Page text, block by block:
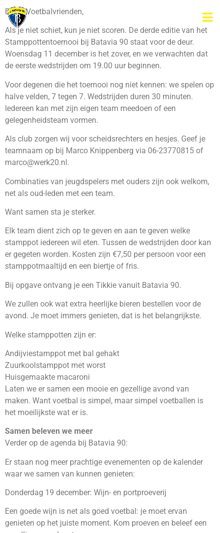
Beste Voetbalvrienden,
Als je niet schiet, kun je niet scoren. De derde editie van het
Stamppottentoernooi bij Batavia 90 staat voor de deur.
Woensdag 11 december is het zover, en we verwachten dat
de eerste wedstrijden om 19.00 uur beginnen.
Voor degenen die het toernooi nog niet kennen: we spelen op
halve velden, 7 tegen 7. Wedstrijden duren 30 minuten.
Iedereen kan met zijn eigen team meedoen of een
gelegenheidsteam vormen.
Als club zorgen wij voor scheidsrechters en hesjes. Geef je
teamnaam op bij Marco Knippenberg via 06-23770815 of
marco@werk20.nl.
Combinaties van jeugdspelers met ouders zijn ook welkom,
net als oud-leden met een team.
Want samen sta je sterker.
Elk team dient zich op te geven en aan te geven welke
stamppot iedereen wil eten. Tussen de wedstrijden door kan
er gegeten worden. Kosten zijn €7,50 per persoon voor een
stamppotmaaltijd en een biertje of fris.
Bij opgave ontvang je een Tikkie vanuit Batavia 90.
We zullen ook wat extra heerlijke bieren bestellen voor de
avond. Je moet immers genieten, dat is het belangrijkste.
Welke stamppotten zijn er:
Andijviestamppot met bal gehakt
Zuurkoolstamppot met worst
Huisgemaakte macaroni
Laten we er samen een mooie en gezellige avond van
maken. Want voetbal is simpel, maar simpel voetballen is
het moeilijkste wat er is.
Samen beleven we meer
Verder op de agenda bij Batavia 90:
Er staan nog meer prachtige evenementen op de kalender
waar we samen van kunnen genieten:
Donderdag 19 december: Wijn- en portproeverij
Een goede wijn is net als goed voetbal: je moet ervan
genieten op het juiste moment. Kom proeven en beleef een